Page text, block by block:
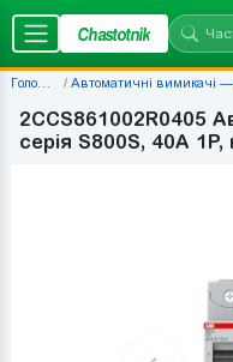
Chastotnik
Головна Автоматичні вимикачі — каталог
2CCS861002R0405
серія S800S, 40А